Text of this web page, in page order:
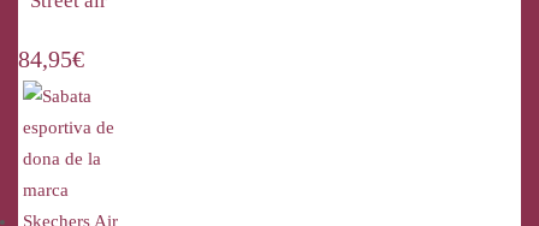
84,95€